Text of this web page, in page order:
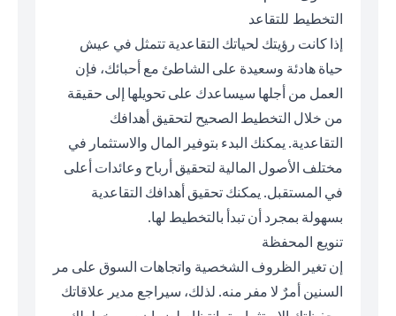
التخطيط للتقاعد
إذا كانت رؤيتك لحياتك التقاعدية تتمثل في عيش
حياة هادئة وسعيدة على الشاطئ مع أحبائك، فإن
العمل من أجلها سيساعدك على تحويلها إلى حقيقة
من خلال التخطيط الصحيح لتحقيق أهدافك
التقاعدية. يمكنك البدء بتوفير المال والاستثمار في
مختلف الأصول المالية لتحقيق أرباح وعائدات أعلى
في المستقبل. يمكنك تحقيق أهدافك التقاعدية
بسهولة بمجرد أن تبدأ بالتخطيط لها.
تنويع المحفظة
إن تغير الظروف الشخصية واتجاهات السوق على مر
السنين أمرٌ لا مفر منه. لذلك، سيراجع مدير علاقاتك